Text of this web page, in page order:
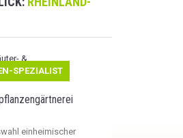
SPEZIALIST
einheimischer